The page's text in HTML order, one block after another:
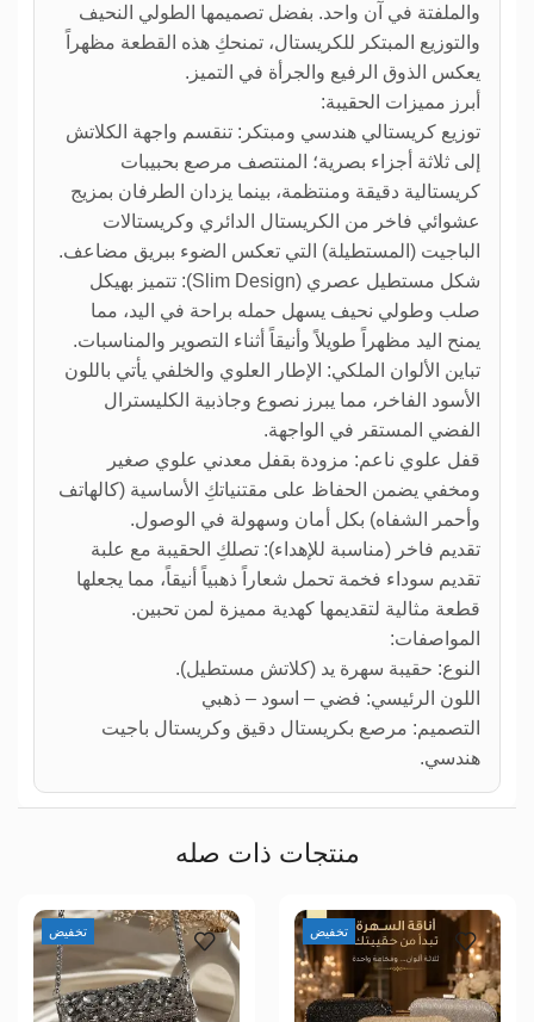
والملفتة في آن واحد. بفضل تصميمها الطولي النحيف
والتوزيع المبتكر للكريستال، تمنحكِ هذه القطعة مظهراً
يعكس الذوق الرفيع والجرأة في التميز.
أبرز مميزات الحقيبة:
توزيع كريستالي هندسي ومبتكر: تنقسم واجهة الكلاتش
إلى ثلاثة أجزاء بصرية؛ المنتصف مرصع بحبيبات
كريستالية دقيقة ومنتظمة، بينما يزدان الطرفان بمزيج
عشوائي فاخر من الكريستال الدائري وكريستالات
الباجيت (المستطيلة) التي تعكس الضوء ببريق مضاعف.
شكل مستطيل عصري (Slim Design): تتميز بهيكل
صلب وطولي نحيف يسهل حمله براحة في اليد، مما
يمنح اليد مظهراً طويلاً وأنيقاً أثناء التصوير والمناسبات.
تباين الألوان الملكي: الإطار العلوي والخلفي يأتي باللون
الأسود الفاخر، مما يبرز نصوع وجاذبية الكليسترال
الفضي المستقر في الواجهة.
قفل علوي ناعم: مزودة بقفل معدني علوي صغير
ومخفي يضمن الحفاظ على مقتنياتكِ الأساسية (كالهاتف
وأحمر الشفاه) بكل أمان وسهولة في الوصول.
تقديم فاخر (مناسبة للإهداء): تصلكِ الحقيبة مع علبة
تقديم سوداء فخمة تحمل شعاراً ذهبياً أنيقاً، مما يجعلها
قطعة مثالية لتقديمها كهدية مميزة لمن تحبين.
المواصفات:
النوع: حقيبة سهرة يد (كلاتش مستطيل).
اللون الرئيسي: فضي – اسود – ذهبي
التصميم: مرصع بكريستال دقيق وكريستال باجيت
هندسي.
منتجات ذات صله
تخفيض تخفيض